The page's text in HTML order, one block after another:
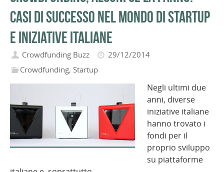
Casi di successo nel mondo di startup
e iniziative italiane
Crowdfunding Buzz
29/12/2014
Crowdfunding, Startup
Negli ultimi due
anni, diverse
iniziative italiane
hanno trovato i
fondi per il
proprio sviluppo
su piattaforme